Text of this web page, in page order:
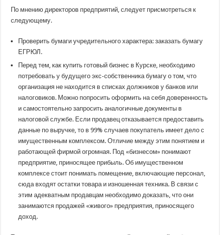
По мнению директоров предприятий, следует присмотреться к
следующему.
Проверить бумаги учредительного характера: заказать бумагу
ЕГРЮЛ.
Перед тем, как купить готовый бизнес в Курске, необходимо
потребовать у будущего экс-собственника бумагу о том, что
организация не находится в списках должников у банков или
налоговиков. Можно попросить оформить на себя доверенность
и самостоятельно запросить аналогичные документы в
налоговой службе. Если продавец отказывается предоставить
данные по выручке, то в 99% случаев покупатель имеет дело с
имущественным комплексом. Отличие между этим понятием и
работающей фирмой огромная. Под «бизнесом» понимают
предприятие, приносящее прибыль. Об имущественном
комплексе стоит понимать помещение, включающие персонал,
сюда входят остатки товара и изношенная техника. В связи с
этим адекватным продавцам необходимо доказать, что они
занимаются продажей «живого» предприятия, приносящего
доход.